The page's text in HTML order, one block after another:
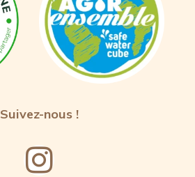
Suivez-nous !